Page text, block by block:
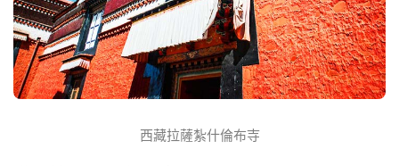
西藏拉薩紮什倫布寺